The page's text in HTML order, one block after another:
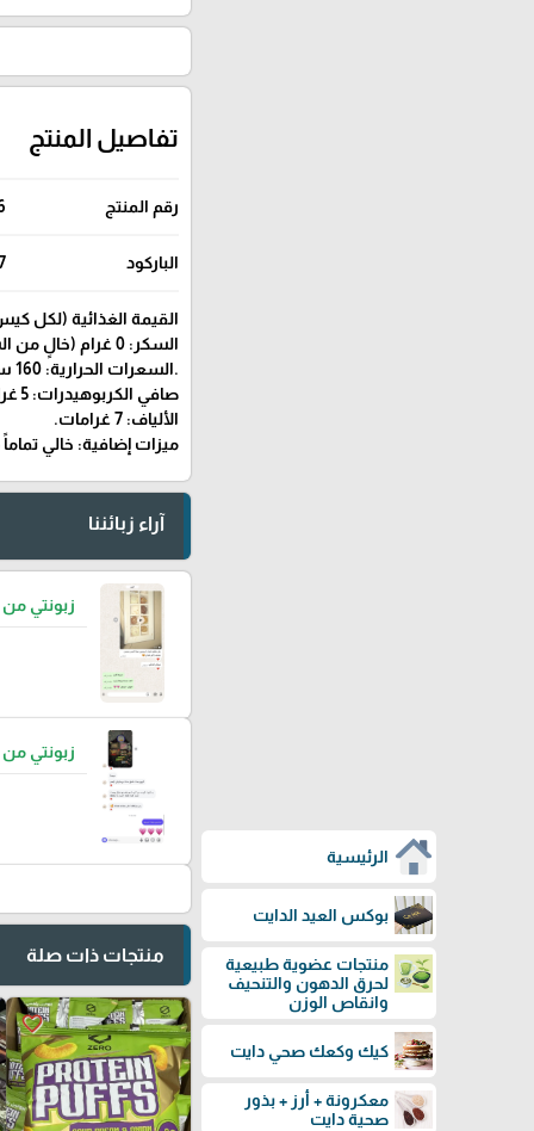
الرئيسية
بوكس العيد الدايت
منتجات عضوية طبيعية
لحرق الدهون والتنحيف
وانقاص الوزن
كيك وكعك صحي دايت
معكرونة + أرز + بذور
صحية دايت
تفاصيل المنتج
رقم المنتج
الباركود
القيمة الغذائية (لكل كيس
السكر: 0 غرام (خالٍ من السكر المضاف)
.السعرات الحرارية: 160 سعرة حرارية.
صافي الكربوهيدرات: 5 غرامات.
الألياف: 7 غرامات.
ميزات إضافية: خالي
آراء زبائننا
زبونتي
زبونتي
منتجات ذات صلة
favorite_border